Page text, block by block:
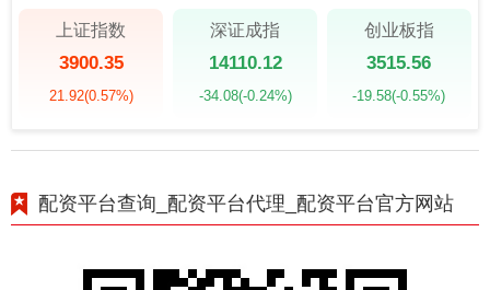
上证指数
3900.35
21.92(0.57%)
深证成指
14110.12
-34.08(-0.24%)
创业板指
3515.56
-19.58(-0.55%)
配资平台查询_配资平台代理_配资平台官方网站